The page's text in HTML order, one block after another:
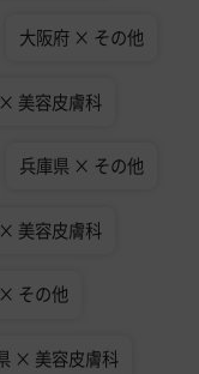
大阪府 × その他
美容皮膚科
兵庫県 × その他
美容皮膚科
その他
× 美容皮膚科